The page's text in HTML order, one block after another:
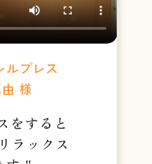
ルプレス
様
をすると
ラックス